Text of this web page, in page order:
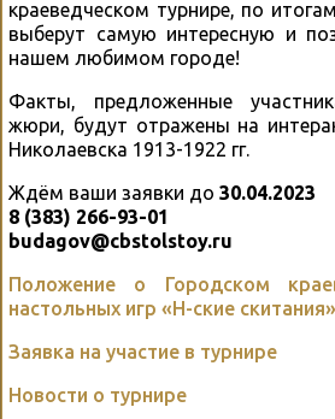
краеведческом турнире, по
выберут самую интересную и
нашем любимом городе!
Факты, предложенные
жюри, будут отражены на
Николаевска 1913-1922 гг.
Ждём ваши заявки до 30.04.2023
8 (383) 266-93-01
budagov@cbstolstoy.ru
Положение о Городском
настольных игр «Н-ские скитания»
Заявка на участие в турнире
Новости о турнире